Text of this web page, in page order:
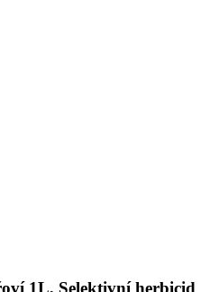
1L, Selektivní herbicid